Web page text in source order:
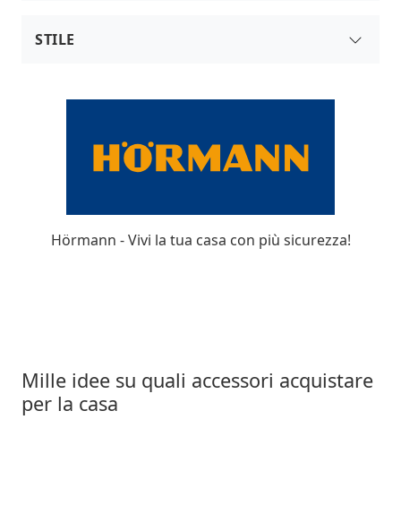
STILE
Hörmann - Vivi la tua casa con più sicurezza!
Mille idee su quali accessori acquistare
per la casa